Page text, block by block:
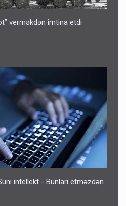
verməkdən imtina etdi
Süni intellekt - Bunları etməzdən